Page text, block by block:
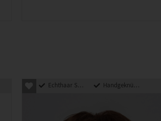
Echthaar Synthetik Mix Handgeknüpft